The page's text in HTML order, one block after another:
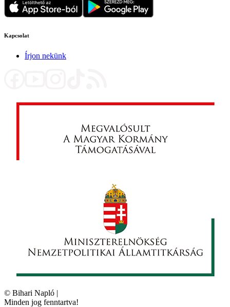
Kapcsolat
Írjon nekünk
© Bihari Napló |
Minden jog fenntartva!